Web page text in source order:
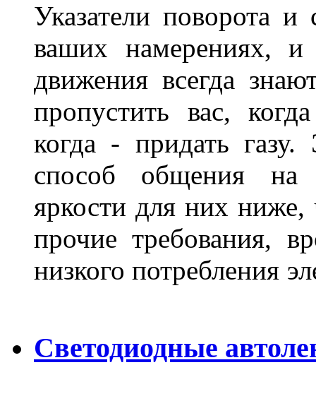
Указатели поворота и
ваших намерениях, и
движения всегда
пропустить вас,
когда - придать
способ общения на
яркости для них ниже,
прочие требования,
низкого потребления
Светодиодные